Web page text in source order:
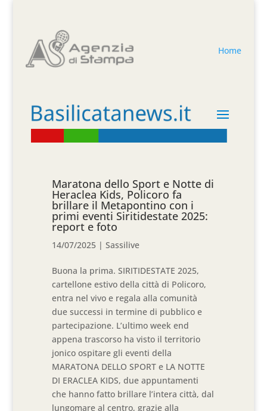
Home
Maratona dello Sport e Notte di
Heraclea Kids, Policoro fa
brillare il Metapontino con i
primi eventi Siritidestate 2025:
report e foto
14/07/2025 |Sassilive
Buona la prima. SIRITIDESTATE 2025,
cartellone estivo della città di Policoro,
entra nel vivo e regala alla comunità
due successi in termine di pubblico e
partecipazione. L’ultimo week end
appena trascorso ha visto il territorio
jonico ospitare gli eventi della
MARATONA DELLO SPORT e LA NOTTE
DI ERACLEA KIDS, due appuntamenti
che hanno fatto brillare l’intera città, dal
lungomare al centro, grazie alla